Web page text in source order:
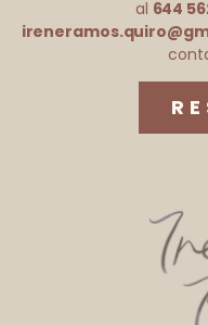
al 644